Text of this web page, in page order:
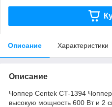
Описание Характеристики
Описание
Чоппер Centek CT-1394
высокую мощность 600 Вт и 2